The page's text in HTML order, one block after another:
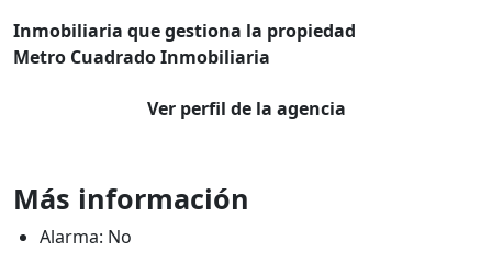
Inmobiliaria que gestiona la propiedad
Metro Cuadrado Inmobiliaria
Ver perfil de la agencia
Más información
Alarma: No